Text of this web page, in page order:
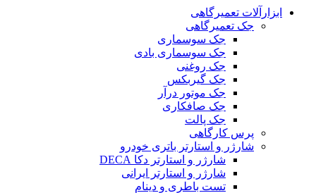
ابزارآلات تعمیرگاهی
جک تعمیرگاهی
جک سوسماری
جک سوسماری بادی
جک روغنی
جک گیربکس
جک موتور درآر
جک صافکاری
جک پالت
پرس کارگاهی
شارژر و استارتر باتری خودرو
شارژر و استارتر دکا DECA
شارژر و استارتر ایرانی
تست باطری و دینام